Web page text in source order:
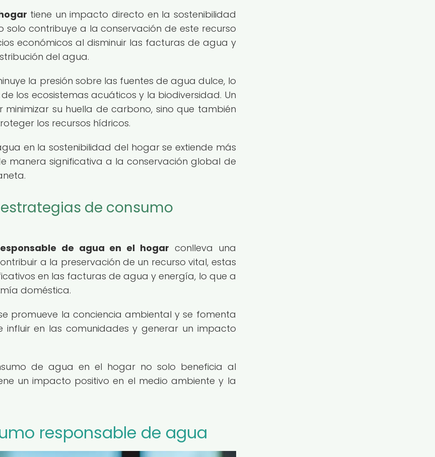
tiene un impacto directo en la sostenibilidad
contribuye a la conservación de este recurso
económicos al disminuir las facturas de agua y
del agua.
la presión sobre las fuentes de agua dulce, lo
los ecosistemas acuáticos y la biodiversidad. Un
su huella de carbono, sino que también
los recursos hídricos.
en la sostenibilidad del hogar se extiende más
manera significativa a la conservación global de
de consumo
de agua en el hogar conlleva una
a la preservación de un recurso vital, estas
en las facturas de agua y energía, lo que a
doméstica.
promueve la conciencia ambiental y se fomenta
influir en las comunidades y generar un impacto
de agua en el hogar no solo beneficia al
un impacto positivo en el medio ambiente y la
responsable de agua